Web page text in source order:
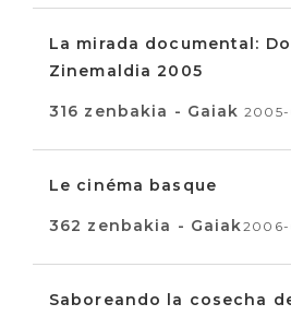
La mirada documental:
Zinemaldia 2005
316 zenbakia - Gaiak
Le cinéma basque
362 zenbakia - Gaiak
Saboreando la cosecha